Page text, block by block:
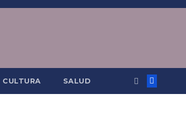
CULTURA SALUD